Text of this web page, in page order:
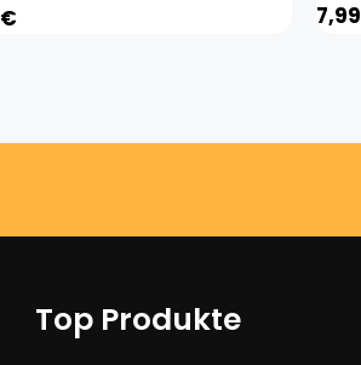
€ 7,99
Top Produkte